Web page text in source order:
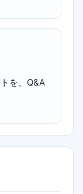
を、Q&A